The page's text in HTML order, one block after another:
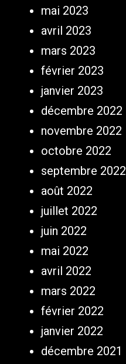
mai 2023
avril 2023
mars 2023
février 2023
janvier 2023
décembre 2022
novembre 2022
octobre 2022
septembre 2022
août 2022
juillet 2022
juin 2022
mai 2022
avril 2022
mars 2022
février 2022
janvier 2022
décembre 2021